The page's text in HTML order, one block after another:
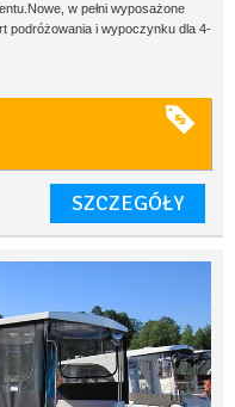
w pełni wyposażone
podróżowania i wypoczynku dla 4-
SZCZEGÓŁY